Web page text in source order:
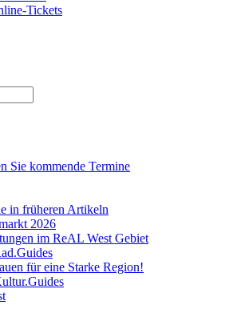
Tickets
Sie kommende Termine
in früheren Artikeln
2026
im ReAL West Gebiet
für eine Starke Region!